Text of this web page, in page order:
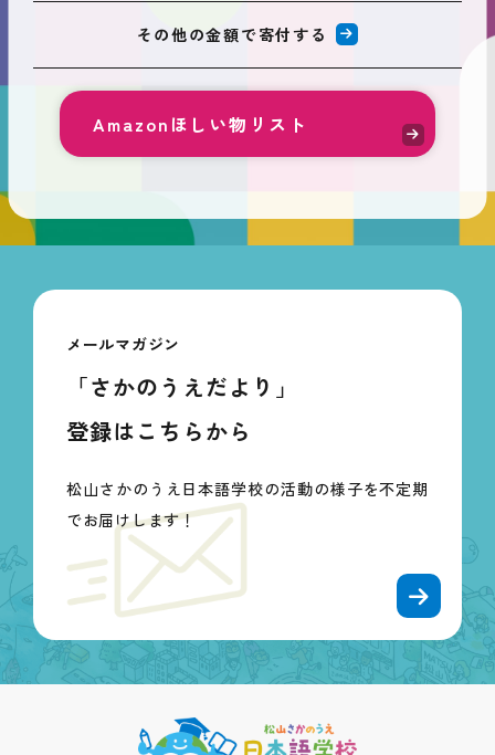
その他の金額で寄付する
Amazonほしい物リスト
メールマガジン
「さかのうえだより」
登録はこちらから
松山さかのうえ日本語学校の活動の様子を不定期
でお届けします！